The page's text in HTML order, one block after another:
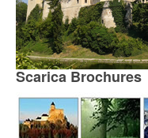
Scarica Brochures